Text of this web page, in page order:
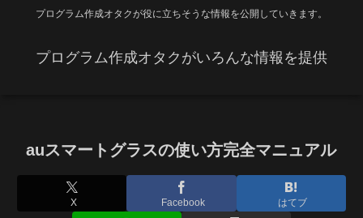
プログラム作成オタクが役に立ちそうな情報を公開していきます。
プログラム作成オタクがいろんな情報を提供
auスマートグラスの使い方完全マニュアル
X Facebook はてブ